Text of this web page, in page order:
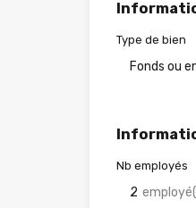
Type de bien
Fonds ou
Nb employés
2